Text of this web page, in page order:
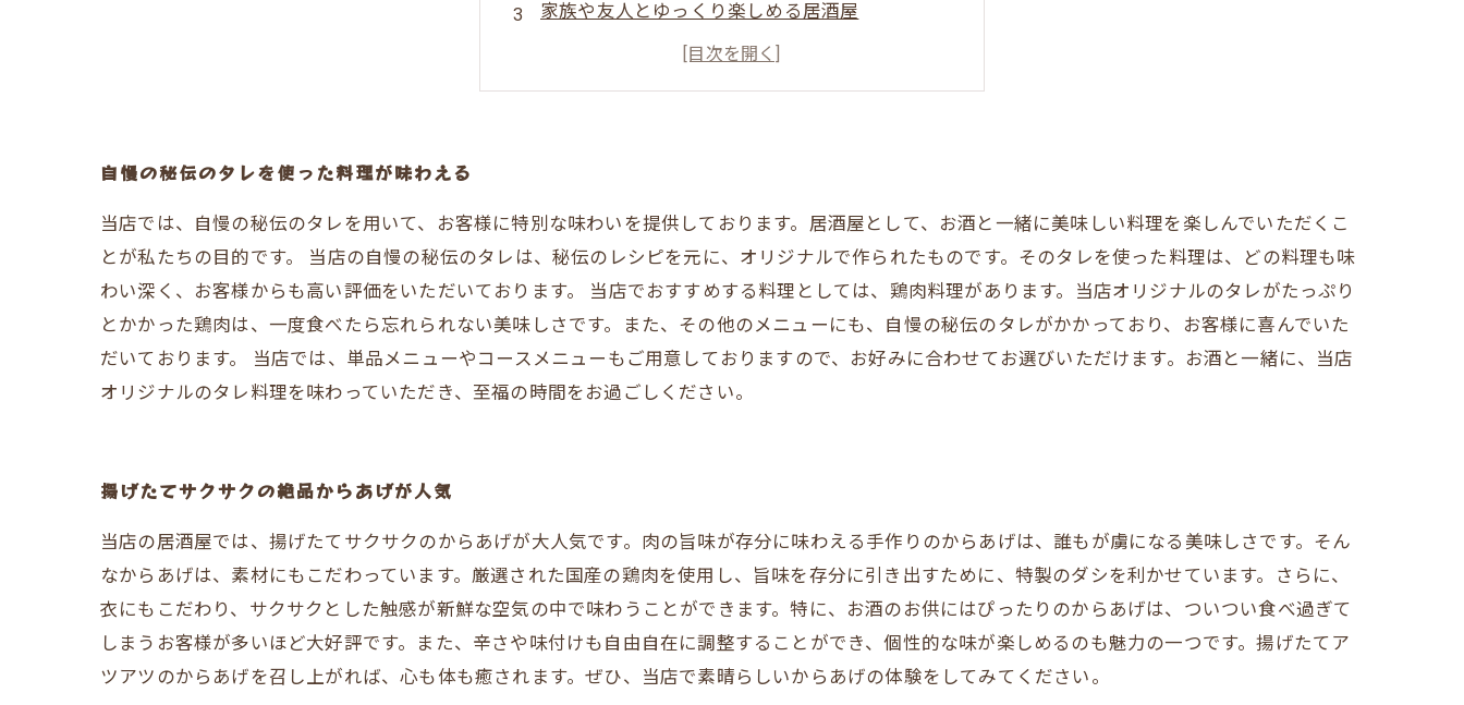
家族や友人とゆっくり楽しめる居酒屋
料理の種類が豊富で、お酒のお供にピッタリ
居心地がよく、ついつい長居してしまう雰囲気
自慢の秘伝のタレを使った料理が味わえる
当店では、自慢の秘伝のタレを用いて、お客様に特別な味わいを提供しております。居酒屋として、お酒と一緒に美味しい料理を楽しんでいただくこ
とが私たちの目的です。 当店の自慢の秘伝のタレは、秘伝のレシピを元に、オリジナルで作られたものです。そのタレを使った料理は、どの料理も味
わい深く、お客様からも高い評価をいただいております。 当店でおすすめする料理としては、鶏肉料理があります。当店オリジナルのタレがたっぷり
とかかった鶏肉は、一度食べたら忘れられない美味しさです。また、その他のメニューにも、自慢の秘伝のタレがかかっており、お客様に喜んでいた
だいております。 当店では、単品メニューやコースメニューもご用意しておりますので、お好みに合わせてお選びいただけます。お酒と一緒に、当店
オリジナルのタレ料理を味わっていただき、至福の時間をお過ごしください。
揚げたてサクサクの絶品からあげが人気
当店の居酒屋では、揚げたてサクサクのからあげが大人気です。肉の旨味が存分に味わえる手作りのからあげは、誰もが虜になる美味しさです。そん
なからあげは、素材にもこだわっています。厳選された国産の鶏肉を使用し、旨味を存分に引き出すために、特製のダシを利かせています。さらに、
衣にもこだわり、サクサクとした触感が新鮮な空気の中で味わうことができます。特に、お酒のお供にはぴったりのからあげは、ついつい食べ過ぎて
しまうお客様が多いほど大好評です。また、辛さや味付けも自由自在に調整することができ、個性的な味が楽しめるのも魅力の一つです。揚げたてア
ツアツのからあげを召し上がれば、心も体も癒されます。ぜひ、当店で素晴らしいからあげの体験をしてみてください。